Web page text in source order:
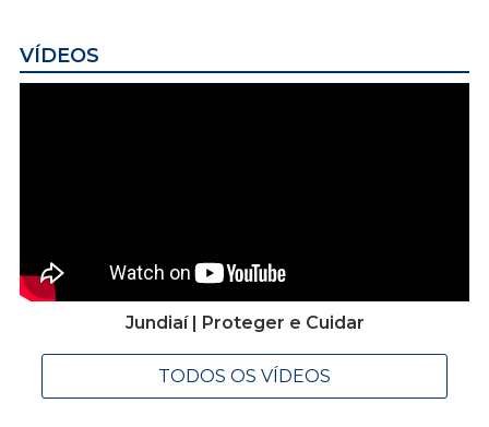
VÍDEOS
Jundiaí | Proteger e Cuidar
TODOS OS VÍDEOS